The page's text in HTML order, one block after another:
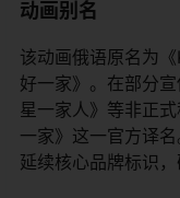
动画别名
该动画俄语原名为
好一家》。在部分
星一家人》等非正
一家》这一官方译
延续核心品牌标识，